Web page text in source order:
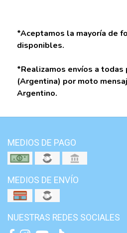
*Aceptamos la mayoría de
disponibles.
*Realizamos envíos a
(Argentina) por moto
Argentino.
MEDIOS DE PAGO
MEDIOS DE ENVÍO
NUESTRAS REDES SOCIALES